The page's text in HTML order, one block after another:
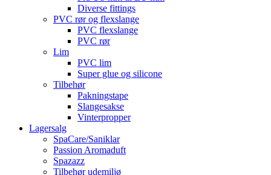
Diverse fittings
PVC rør og flexslange
PVC flexslange
PVC rør
Lim
PVC lim
Super glue og silicone
Tilbehør
Pakningstape
Slangesakse
Vinterpropper
Lagersalg
SpaCare/Saniklar
Passion Aromaduft
Spazazz
Tilbehør udemiljø